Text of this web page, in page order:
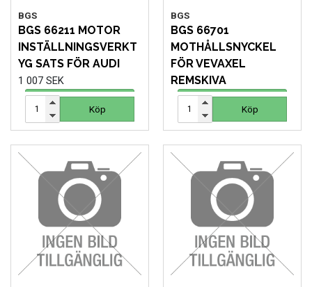
BGS
BGS 66211 MOTOR
INSTÄLLNINGSVERKT
YG SATS FÖR AUDI
1 007 SEK
Köp
BGS
BGS 66701
MOTHÅLLSNYCKEL
FÖR VEVAXEL
REMSKIVA
741 SEK
Köp